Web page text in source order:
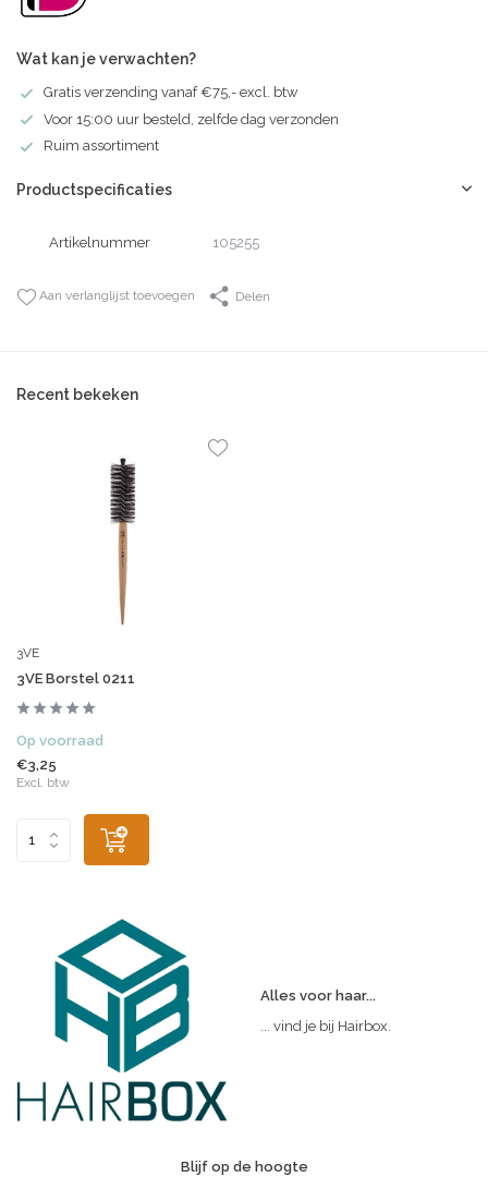
Wat kan je verwachten?
Gratis verzending vanaf €75,- excl. btw
Voor 15:00 uur besteld, zelfde dag verzonden
Ruim assortiment
Productspecificaties
Artikelnummer 105255
Aan verlanglijst toevoegen Delen
Recent bekeken
3VE
3VE Borstel 0211
Op voorraad
€3,25
Excl. btw
Alles voor haar...
... vind je bij Hairbox.
Blijf op de hoogte